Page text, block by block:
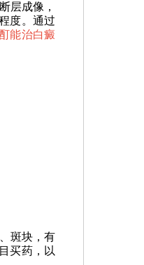
层成像，
度。通过
能治白癜
斑块，有
买药，以